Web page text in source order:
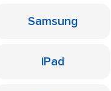
Samsung
iPad